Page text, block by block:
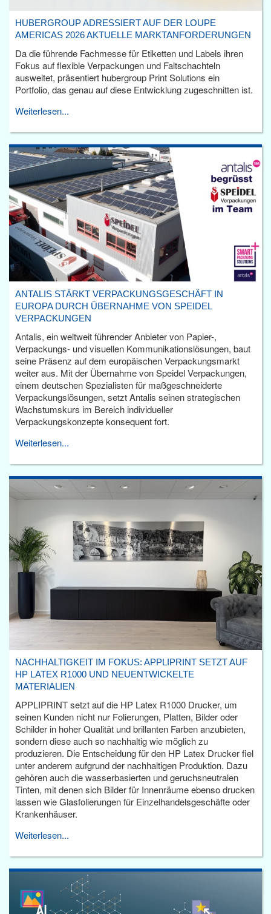
HUBERGROUP ADRESSIERT AUF DER LOUPE
AMERICAS 2026 AKTUELLE MARKTANFORDERUNGEN
Da die führende Fachmesse für Etiketten und Labels ihren
Fokus auf flexible Verpackungen und Faltschachteln
ausweitet, präsentiert hubergroup Print Solutions ein
Portfolio, das genau auf diese Entwicklung zugeschnitten ist.
Weiterlesen...
ANTALIS STÄRKT VERPACKUNGSGESCHÄFT IN
EUROPA DURCH ÜBERNAHME VON SPEIDEL
VERPACKUNGEN
Antalis, ein weltweit führender Anbieter von Papier-,
Verpackungs- und visuellen Kommunikationslösungen, baut
seine Präsenz auf dem europäischen Verpackungsmarkt
weiter aus. Mit der Übernahme von Speidel Verpackungen,
einem deutschen Spezialisten für maßgeschneiderte
Verpackungslösungen, setzt Antalis seinen strategischen
Wachstumskurs im Bereich individueller
Verpackungskonzepte konsequent fort.
Weiterlesen...
NACHHALTIGKEIT IM FOKUS: APPLIPRINT SETZT AUF
HP LATEX R1000 UND NEUENTWICKELTE
MATERIALIEN
APPLIPRINT setzt auf die HP Latex R1000 Drucker, um
seinen Kunden nicht nur Folierungen, Platten, Bilder oder
Schilder in hoher Qualität und brillanten Farben anzubieten,
sondern diese auch so nachhaltig wie möglich zu
produzieren. Die Entscheidung für den HP Latex Drucker fiel
unter anderem aufgrund der nachhaltigen Produktion. Dazu
gehören auch die wasserbasierten und geruchsneutralen
Tinten, mit denen sich Bilder für Innenräume ebenso drucken
lassen wie Glasfolierungen für Einzelhandelsgeschäfte oder
Krankenhäuser.
Weiterlesen...